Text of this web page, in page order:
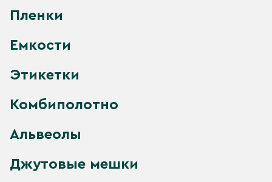
Пленки
Емкости
Этикетки
Комбиполотно
Альвеолы
Джутовые мешки